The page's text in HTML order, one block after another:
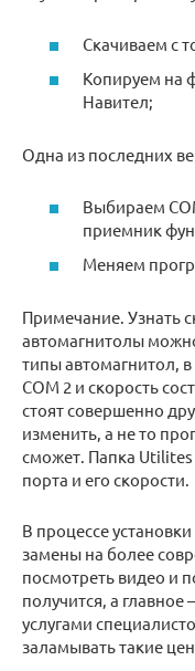
Скачиваем с
Копируем на
Навител;
Одна из последних
Выбираем
приемник
Меняем
Примечание. Узнать
автомагнитолы
типы автомагнитол,
COM 2 и скорость
стоят совершенно
изменить, а не то
сможет. Папка
порта и его скорости.
В процессе
замены на более
посмотреть видео и
получится, а главное
услугами
заламывать такие